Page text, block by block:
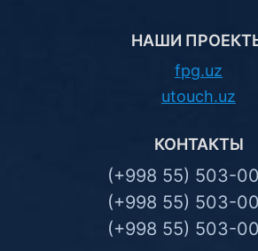
НАШИ
fpg.uz
utouch.uz
КОНТАКТЫ
(+998 55) 503-
(+998 55) 503-
(+998 55) 503-